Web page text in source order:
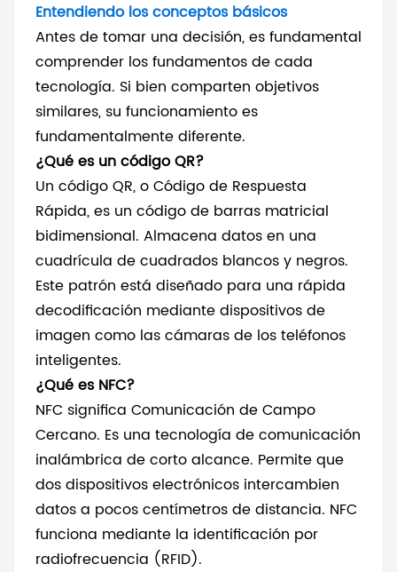
Entendiendo los conceptos básicos
Antes de tomar una decisión, es fundamental
comprender los fundamentos de cada
tecnología. Si bien comparten objetivos
similares, su funcionamiento es
fundamentalmente diferente.
¿Qué es un código QR?
Un código QR, o Código de Respuesta
Rápida, es un código de barras matricial
bidimensional. Almacena datos en una
cuadrícula de cuadrados blancos y negros.
Este patrón está diseñado para una rápida
decodificación mediante dispositivos de
imagen como las cámaras de los teléfonos
inteligentes.
¿Qué es NFC?
NFC significa Comunicación de Campo
Cercano. Es una tecnología de comunicación
inalámbrica de corto alcance. Permite que
dos dispositivos electrónicos intercambien
datos a pocos centímetros de distancia. NFC
funciona mediante la identificación por
radiofrecuencia (RFID).